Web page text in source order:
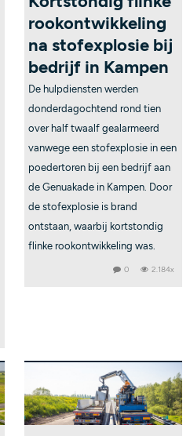
rookontwikkeling
na stofexplosie bij
bedrijf in Kampen
De hulpdiensten werden
donderdagochtend rond tien
over half twaalf gealarmeerd
vanwege een stofexplosie in een
poedertoren bij een bedrijf aan
de Genuakade in Kampen. Door
de stofexplosie is brand
ontstaan, waarbij kortstondig
flinke rookontwikkeling was.
0 2.184x